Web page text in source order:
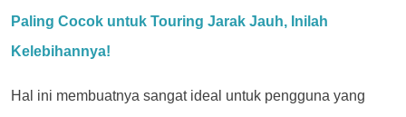
Paling Cocok untuk Touring Jarak Jauh, Inilah
Kelebihannya!
Hal ini membuatnya sangat ideal untuk pengguna yang